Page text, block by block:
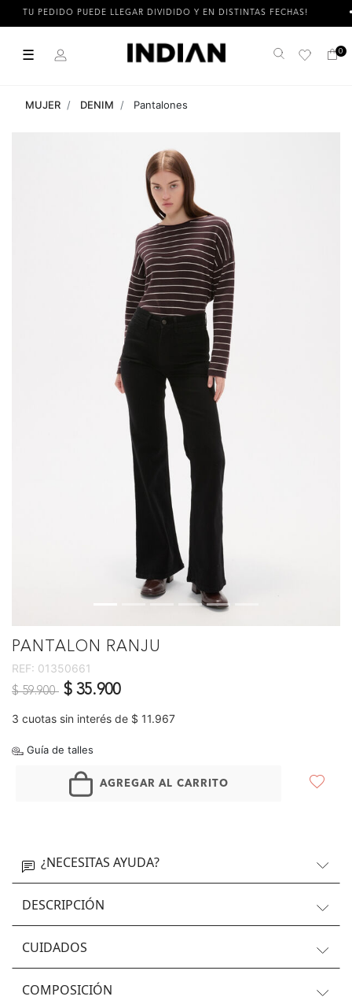
PEDIDO PUEDE LLEGAR DIVIDIDO Y EN DISTINTAS FECHAS!
☰ Buscar 0
MUJER DENIM Pantalones
PANTALON RANJU
REF: 01350661
Precio reducido de
$ 59.900 a$ 35.900
3 cuotas sin interés de $ 11.967
Guía de talles
AGREGAR AL CARRITO
¿NECESITAS AYUDA?
DESCRIPCIÓN
CUIDADOS
COMPOSICIÓN